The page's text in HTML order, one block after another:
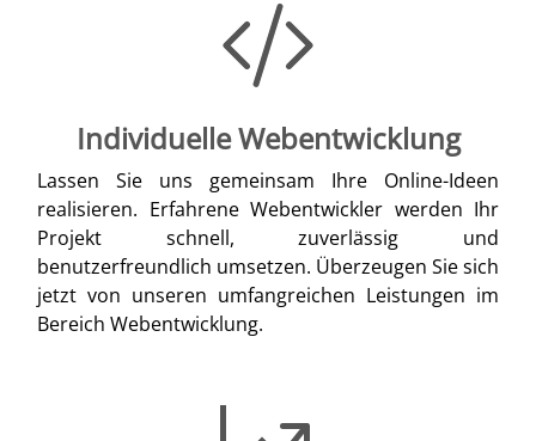
Individuelle Webentwicklung
Lassen Sie uns gemeinsam Ihre Online-Ideen
realisieren. Erfahrene Webentwickler werden Ihr
Projekt schnell, zuverlässig und
benutzerfreundlich umsetzen. Überzeugen Sie sich
jetzt von unseren umfangreichen Leistungen im
Bereich Webentwicklung.